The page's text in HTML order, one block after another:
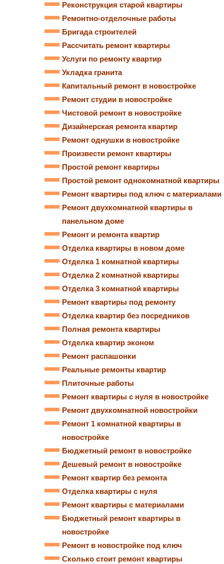
Реконструкция старой квартиры
Ремонтно-отделочные работы
Бригада строителей
Рассчитать ремонт квартиры
Услуги по ремонту квартир
Укладка гранита
Капитальный ремонт в новостройке
Ремонт студии в новостройке
Чистовой ремонт в новостройке
Дизайнерская ремонта квартир
Ремонт однушки в новостройке
Произвести ремонт квартиры
Простой ремонт квартиры
Простой ремонт однокомнатной квартиры
Ремонт квартиры под ключ с материалами
Ремонт двухкомнатной квартиры в
панельном доме
Ремонт и ремонта квартир
Отделка квартиры в новом доме
Отделка 1 комнатной квартиры
Отделка 2 комнатной квартиры
Отделка 3 комнатной квартиры
Ремонт квартиры под ремонту
Отделка квартир без посредников
Полная ремонта квартиры
Отделка квартир эконом
Ремонт распашонки
Реальные ремонты квартир
Плиточные работы
Ремонт квартиры с нуля в новостройке
Ремонт двухкомнатной новостройки
Ремонт 1 комнатной квартиры в
новостройке
Бюджетный ремонт в новостройке
Дешевый ремонт в новостройке
Ремонт квартир без ремонта
Отделка квартиры с нуля
Ремонт квартиры с материалами
Бюджетный ремонт квартиры в
новостройке
Ремонт в новостройке под ключ
Сколько стоит ремонт квартиры